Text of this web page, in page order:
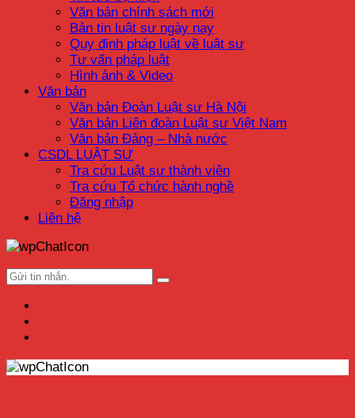
Văn bản chính sách mới
Bản tin luật sư ngày nay
Quy định pháp luật về luật sư
Tư vấn pháp luật
Hình ảnh & Video
Văn bản
Văn bản Đoàn Luật sư Hà Nội
Văn bản Liên đoàn Luật sư Việt Nam
Văn bản Đảng – Nhà nước
CSDL LUẬT SƯ
Tra cứu Luật sư thành viên
Tra cứu Tổ chức hành nghề
Đăng nhập
Liên hệ